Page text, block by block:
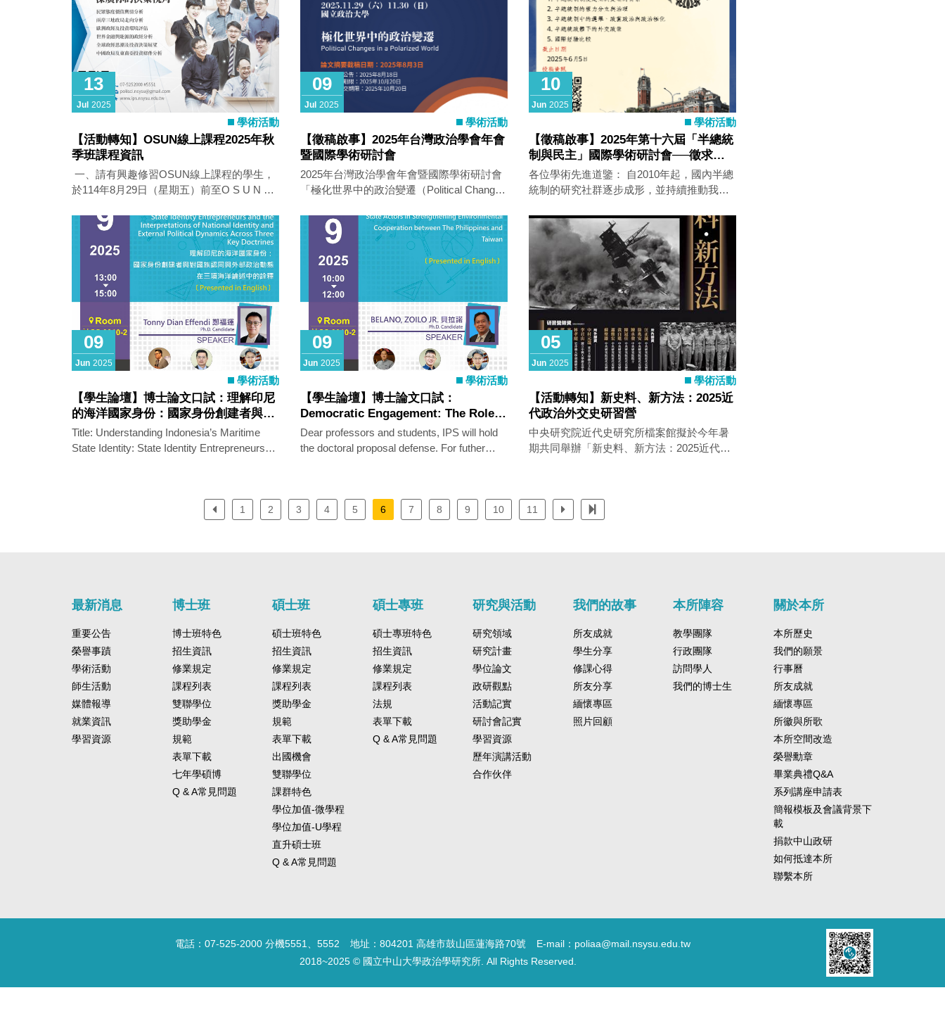
online registration form will be closed after
the first 80 submissions.) 本次研討會預計有
17位來自國內外的學者發表論文，期盼透過
此國際學術研討會平台，讓學者們進行學術
交流與分享其最新學術研究成果。 ◆本次研
討會相關資訊如下： 一、主辦單位：國立臺
灣師範大學 二、會議日期：114年09月27日
灣師範大學教育學院大樓 A場次：教
202國際會議室 B場次：教201演講廳
（地址：106臺北市大安區和平東路一段129
號，近臺北捷運古亭站或台電大樓站） 四、
會議議程：請按此參考研討會網頁公告 五、
報名人數達80人，將提前關閉報名表單） 報
學海築夢」計畫第2次甄選作業時程如下：
內甄選辦法及申請計畫書。 (二)114年10月
至11月間：本部審查各校申請計畫書(含初審
及複審)。 (三)114年11月30日前：本部
核定並公告審查結果。 二、申請程序及應繳
交文件依「教育部鼓勵國內大專校院選送學
生出國研修或國外專業實習補助要點」第6點
第2款規定辦理，各校請至本計畫專屬網站
(https://www.studyabroad.moe.gov.tw)提出線
上申請。 三、本次甄選審查作業、應注意事
項、經費核撥及結案等相關事宜均依前述補
助要點辦理，另請加強鼓勵經濟不利學生出
13
Jul 2025
學術活動
【活動轉知】OSUN線上課程2025年秋
季班課程資訊
​ 一、請有興趣修習OSUN線上課程的學生，
於114年8月29日（星期五）前至O S U N 平
程序，並依個別課程表訂時間修讀線上同步
件。
09
Jul 2025
學術活動
【徵稿啟事】2025年台灣政治學會年會
暨國際學術研討會
2025年台灣政治學會年會暨國際學術研討會
「極化世界中的政治變遷（Political Changes
年11月29日至30日 論文摘要截稿日期：2025
治大學政治學系 學會網址：台灣政治學會
(tpsahome.org.tw) 電子郵件：
tpsa2025112930@gmail.com 年會投稿表
單：https://forms.gle/JqY1Esr8aJ3962bg6
2025年台灣政治學會年會暨國際學術研討會
徵稿活動已熱烈展開，摘要徵稿至2025年8月
3日（星期日）。本次台灣政治學會年會以
「極化世界中的政治變遷（Political Changes
in a Polarized World）」為核心主題，與國立
政治大學政治學系共同主辦，熱烈邀請國內
外政治學者參與。 隨著美國總統川普進入第
二任期，其國內、外政策的轉變對美國國內
政治結構以及國際秩序帶來了衝擊與挑戰。
與治理模式的影響，今年研討會重點亦將檢
視川普主義的長期效應、美國國內與外交政
勢變遷相互影響。我們將深入探討民粹主義
影響民主制度的穩定性以及社會對政府的信
任，同時也將分析川普外交政策如何牽動世
界政治格局。 本次研討會亦規劃探討國際治
理面臨的新挑戰，尤其是在美國總統川普單
邊主義外交政策的影響下，各國政府如何透
過政策的制定與實施
10
Jun 2025
學術活動
【徵稿啟事】2025年第十六屆「半總統
制與民主」國際學術研討會──徵求論
文摘要與自組場次
各位學術先進道鑒： 自2010年起，國內半總
統制的研究社群逐步成形，並持續推動我國
度實踐的深入研究。自首屆「半總統制與民
主」學術研討會舉辦以來，歷屆會議累積豐
碩成果，促進學界對我國憲政體制的關注與
理解。 2025年9月，國立中山大學政治學研
究所將主辦第十六屆「半總統制與民主」國
際研討會，本屆主題為：「半總統制下國家
元首的角色——我國憲政體制運作之檢
討」。本次會議旨在探討台灣半總統制中總
統與其他政府機構（如立法院、行政院）之
間的互動關係，並從比較與歷史角度審視我
國現行憲政制度下的挑戰與發展潛力。
09
Jun 2025
學術活動
【學生論壇】博士論文口試：理解印尼
的海洋國家身份：國家身份創建者與對
國族認同與外部政治動 態在三項海洋論
述中的詮釋
Title: Understanding Indonesia’s Maritime
State Identity: State Identity Entrepreneurs
份：國家身份創建者與對國族認同與外部政
Chen 陳至潔、IAN TSUNG-YEN CHEN 陳
Date: June 9, 2025 (Mon.) Time: 13:00-15:00
Venue: Conference Room SS 3010-2, IPS
※IPS Students attending this seminar will
obtain 1 point for Diverse Learning Passport.
09
Jun 2025
學術活動
【學生論壇】博士論文口試：
Democratic Engagement: The Role
of Non-State Actors in
Strengthening Environmental
Dear professors and students, IPS will hold
the doctoral proposal defense. For futher
Cooperation between The Philippines and
TSUNG-YEN CHEN 陳宗巖、DA-CHI LIAO
9, 2025 (Mon.) Time: 10:00-12:00 Venue:
Conference Room SS 3010-2, IPS ※IPS
Students attending this seminar will obtain 1
point for Diverse Learning Passport.
05
Jun 2025
學術活動
【活動轉知】新史料、新方法：2025近
代政治外交史研習營
中央研究院近代史研究所檔案館擬於今年暑
期共同舉辦「新史料、新方法：2025近代政
題講座與實作討論，激發其學術興趣與研究
活動時間｜每日 09:00–17:00 ▍活動地點｜
▍主辦單位｜中央研究院近代史研究所、中
央研究院近代史研究所檔案館 ▍報名方式：
· 報名期限：即日起至2025年6月30日
（星期一）止 · 報名連結： · 繳交資
（字數限3,000字以內） ・大學部學生如無
研究計畫，可繳交與研習主題相關之讀書報
（課程內容、報名須知、食宿安排等詳見網
1 2 3 4 5 6 7 8 9 10 11
最新消息
重要公告
榮譽事蹟
學術活動
師生活動
媒體報導
就業資訊
學習資源
博士班
博士班特色
招生資訊
修業規定
課程列表
雙聯學位
獎助學金
規範
表單下載
七年學碩博
Q & A常見問題
碩士班
碩士班特色
招生資訊
修業規定
課程列表
獎助學金
規範
表單下載
出國機會
雙聯學位
課群特色
學位加值-微學程
學位加值-U學程
直升碩士班
Q & A常見問題
碩士專班
碩士專班特色
招生資訊
修業規定
課程列表
法規
表單下載
Q & A常見問題
研究與活動
研究領域
研究計畫
學位論文
政研觀點
活動記實
研討會記實
學習資源
歷年演講活動
合作伙伴
我們的故事
所友成就
學生分享
修課心得
所友分享
緬懷專區
照片回顧
本所陣容
教學團隊
行政團隊
訪問學人
我們的博士生
關於本所
本所歷史
我們的願景
行事曆
所友成就
緬懷專區
所徽與所歌
本所空間改造
榮譽勳章
畢業典禮Q&A
系列講座申請表
簡報模板及會議背景下
載
捐款中山政研
如何抵達本所
聯繫本所
電話：07-525-2000 分機5551、5552 地址：804201 高雄市鼓山區蓮海路70號
E-mail：poliaa@mail.nsysu.edu.tw
2018~2025 © 國立中山大學政治學研究所. All Rights Reserved.